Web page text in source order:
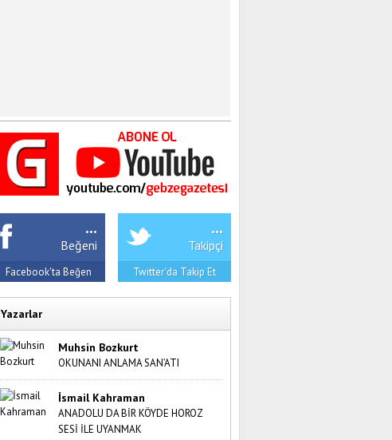
...
Beğeni
Facebook'ta Beğen
...
Takipçi
Twitter'da Takip Et
Yazarlar
Muhsin Bozkurt
OKUNANI ANLAMA SAN’ATI
İsmail Kahraman
ANADOLU DA BİR KÖYDE HOROZ
SESİ İLE UYANMAK